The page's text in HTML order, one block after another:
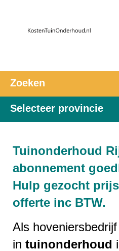
Zoeken
Selecteer provincie
Tuinonderhoud
abonnement
Hulp gezocht
offerte inc BTW.
Als
in tuinonderhoud